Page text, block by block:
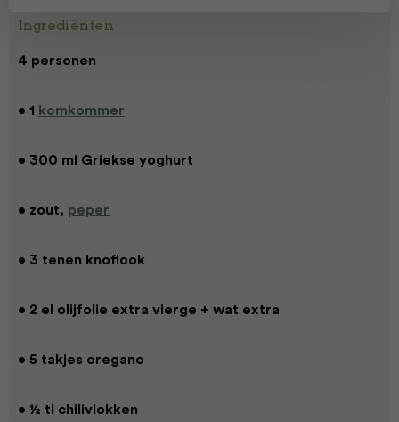
Ingrediënten
4 personen
• 1 komkommer
• 300 ml Griekse yoghurt
• zout, peper
• 3 tenen knoflook
• 2 el olijfolie extra vierge + wat extra
• 5 takjes oregano
• ½ tl chilivlokken